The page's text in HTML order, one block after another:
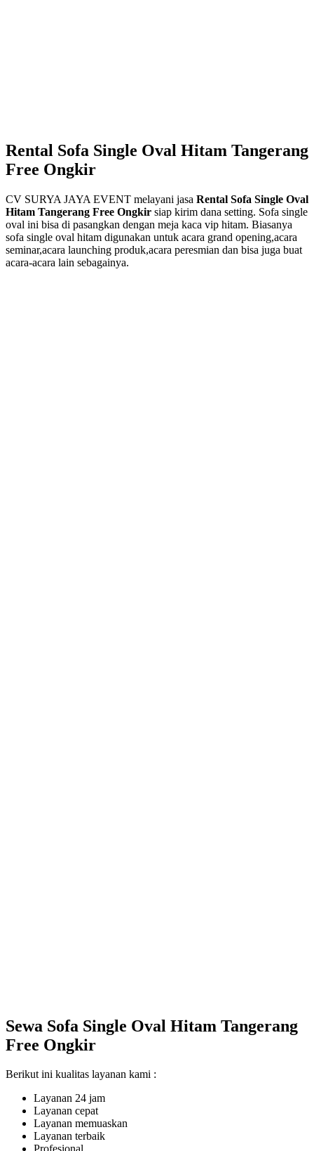
Rental Sofa Single Oval Hitam Tangerang
Free Ongkir
CV SURYA JAYA EVENT melayani jasa Rental Sofa Single Oval
Hitam Tangerang Free Ongkir siap kirim dana setting. Sofa single
oval ini bisa di pasangkan dengan meja kaca vip hitam. Biasanya
sofa single oval hitam digunakan untuk acara grand opening,acara
seminar,acara launching produk,acara peresmian dan bisa juga buat
acara-acara lain sebagainya.
Sewa Sofa Single Oval Hitam Tangerang
Free Ongkir
Berikut ini kualitas layanan kami :
Layanan 24 jam
Layanan cepat
Layanan memuaskan
Layanan terbaik